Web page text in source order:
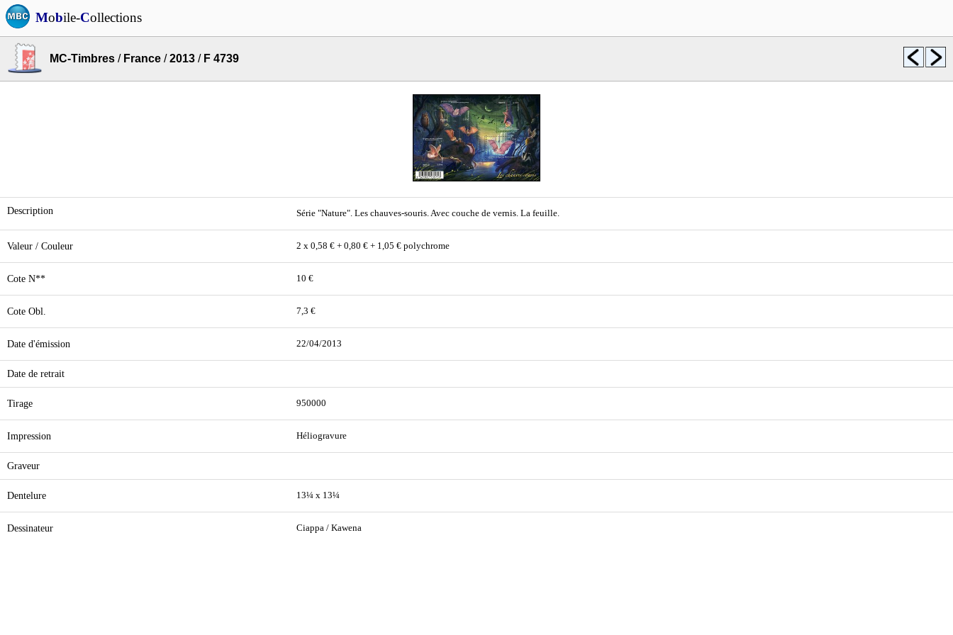
Mobile-Collections
MC-Timbres / France /2013 / F 4739
Description Série "Nature". Les chauves-souris. Avec couche de vernis. La feuille.
Valeur / Couleur 2 x 0,58 € + 0,80 € + 1,05 € polychrome
Cote N** 10 €
Cote Obl. 7,3 €
Date d'émission 22/04/2013
Date de retrait
Tirage 950000
Impression Héliogravure
Graveur
Dentelure 13¼ x 13¼
Dessinateur Ciappa / Kawena